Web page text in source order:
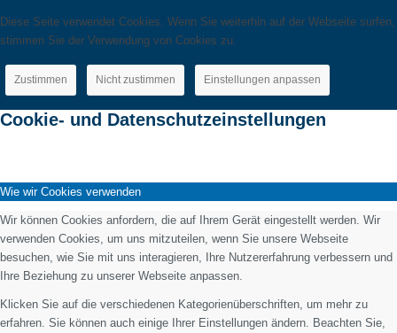
Diese Seite verwendet Cookies. Wenn Sie weiterhin auf der Webseite surfen,
stimmen Sie der Verwendung von Cookies zu.
Zustimmen Nicht zustimmen Einstellungen anpassen
Cookie- und Datenschutzeinstellungen
Wie wir Cookies verwenden
Wir können Cookies anfordern, die auf Ihrem Gerät eingestellt werden. Wir
verwenden Cookies, um uns mitzuteilen, wenn Sie unsere Webseite
besuchen, wie Sie mit uns interagieren, Ihre Nutzererfahrung verbessern und
Ihre Beziehung zu unserer Webseite anpassen.
Klicken Sie auf die verschiedenen Kategorienüberschriften, um mehr zu
erfahren. Sie können auch einige Ihrer Einstellungen ändern. Beachten Sie,